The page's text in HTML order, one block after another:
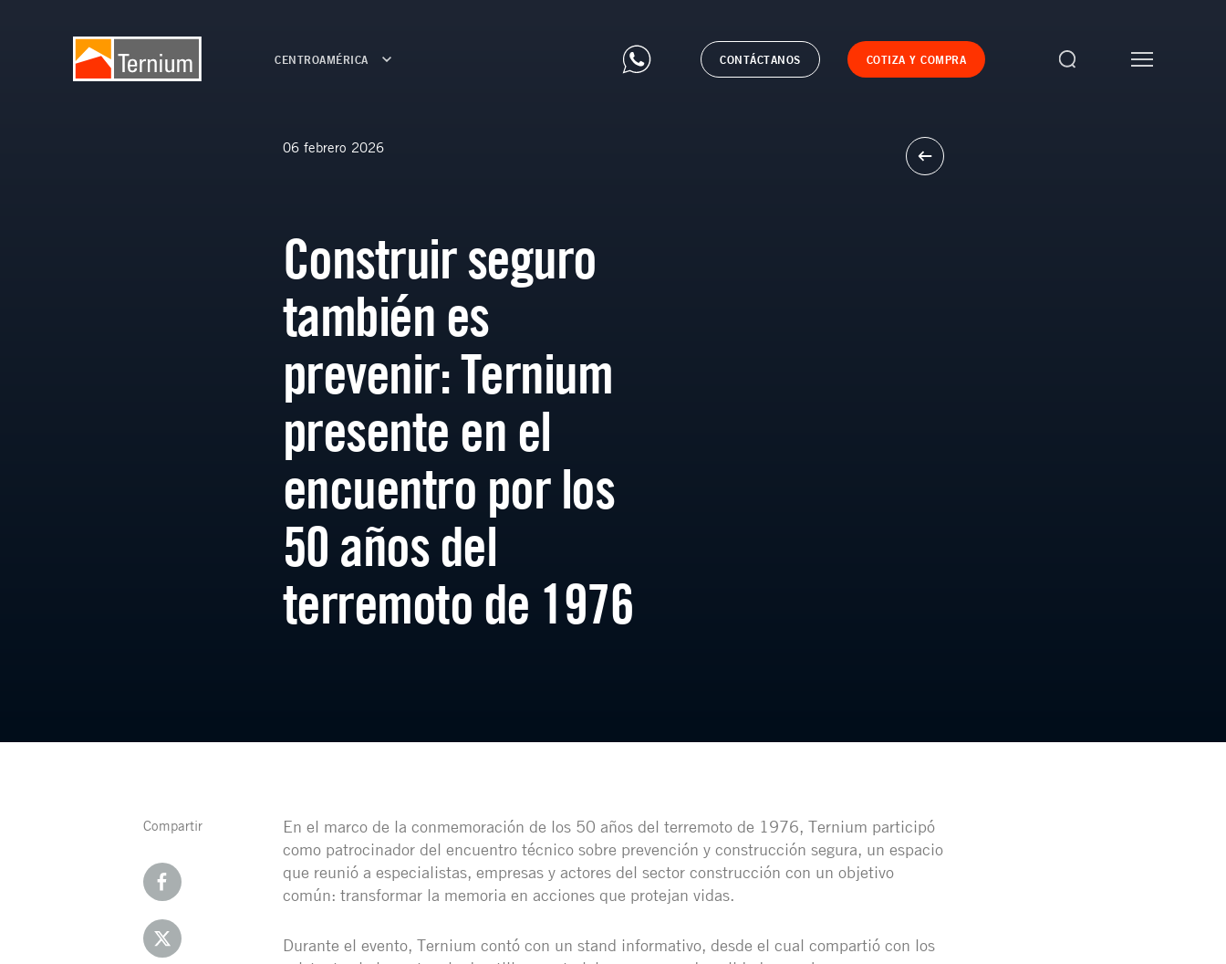
CENTROAMÉRICA CONTÁCTANOS COTIZA Y COMPRA
06 febrero 2026
Construir seguro
también es
prevenir: Ternium
presente en el
encuentro por los
50 años del
terremoto de 1976
Compartir
En el marco de la conmemoración de los 50 años del terremoto de 1976, Ternium participó
como patrocinador del encuentro técnico sobre prevención y construcción segura, un espacio
que reunió a especialistas, empresas y actores del sector construcción con un objetivo
común: transformar la memoria en acciones que protejan vidas.
Durante el evento, Ternium contó con un stand informativo, desde el cual compartió con los